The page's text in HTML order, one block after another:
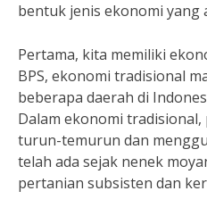
bentuk jenis ekonomi yang
Pertama, kita memiliki
BPS, ekonomi tradisional
beberapa daerah di
Dalam ekonomi
turun-temurun dan
telah ada sejak nenek
pertanian subsisten dan